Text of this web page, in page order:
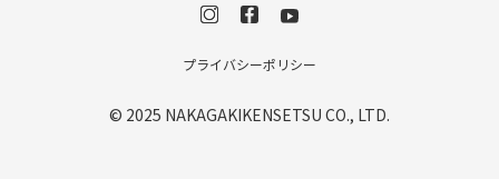
プライバシーポリシー
© 2025 NAKAGAKIKENSETSU CO., LTD.